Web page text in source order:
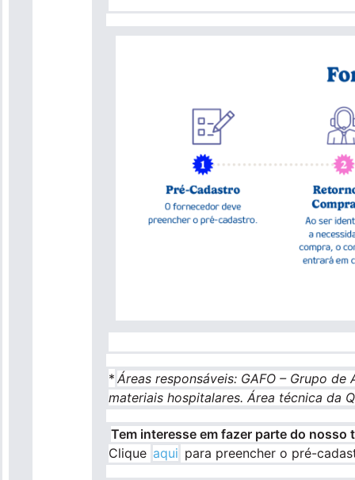
* Áreas responsáveis: GAFO – Grupo
materiais hospitalares. Área técnica da
Tem interesse em fazer parte do nosso
Clique aqui para preencher o pré-